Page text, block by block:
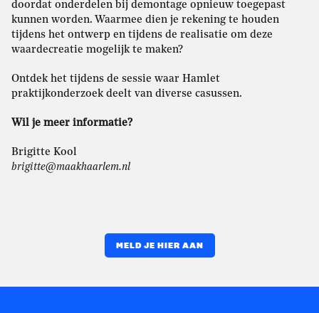
doordat onderdelen bij demontage opnieuw toegepast
kunnen worden. Waarmee dien je rekening te houden
tijdens het ontwerp en tijdens de realisatie om deze
waardecreatie mogelijk te maken?
Ontdek het tijdens de sessie waar Hamlet
praktijkonderzoek deelt van diverse casussen.
Wil je meer informatie?
Brigitte Kool
brigitte@maakhaarlem.nl
MELD JE HIER AAN